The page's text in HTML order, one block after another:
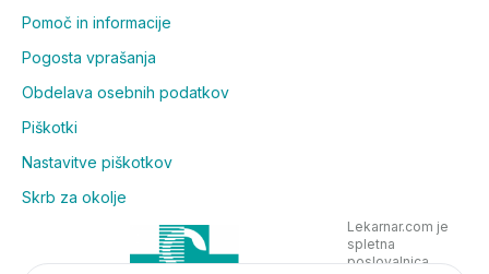
Pomoč in informacije
Pogosta vprašanja
Obdelava osebnih podatkov
Piškotki
Nastavitve piškotkov
Skrb za okolje
Lekarnar.com je
spletna
poslovalnica